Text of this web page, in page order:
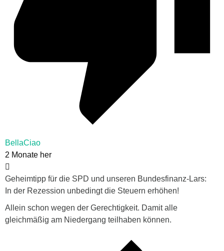
BellaCiao
2 Monate her
Geheimtipp für die SPD und unseren Bundesfinanz-Lars:
In der Rezession unbedingt die Steuern erhöhen!
Allein schon wegen der Gerechtigkeit. Damit alle
gleichmäßig am Niedergang teilhaben können.